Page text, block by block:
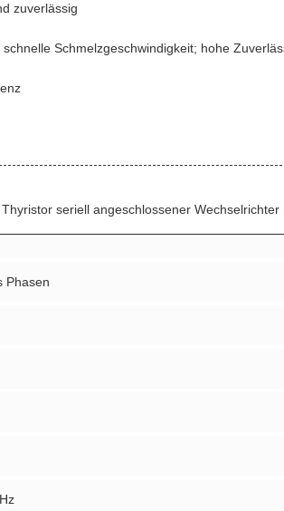
zuverlässig
Schmelzgeschwindigkeit; hohe
seriell angeschlossener
Phasen